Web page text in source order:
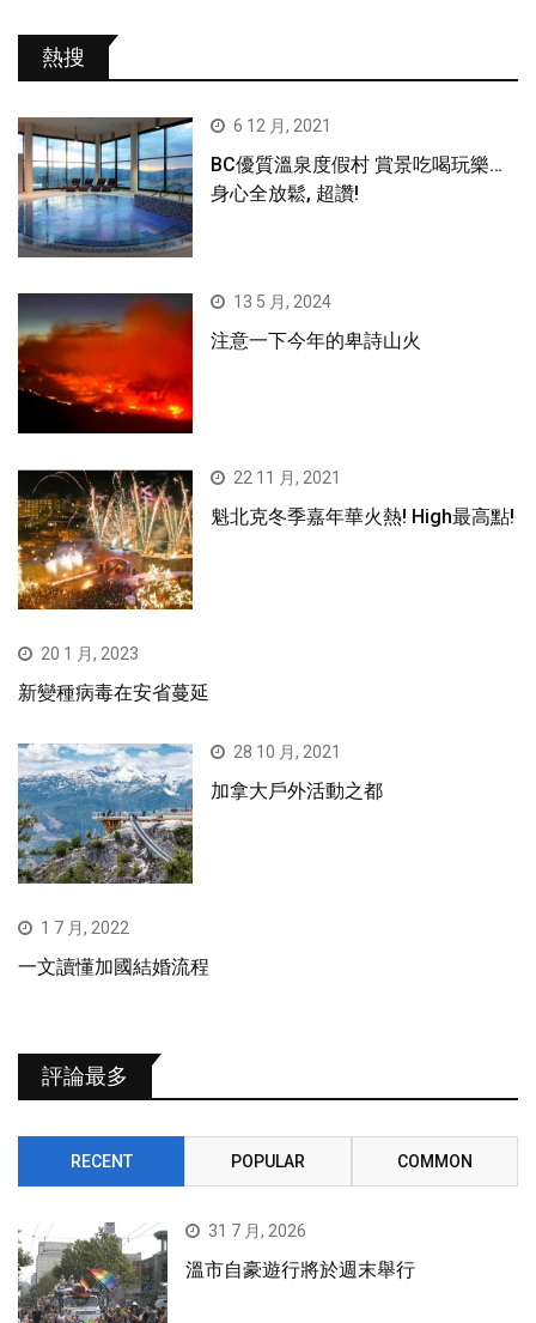
熱搜
6 12 月, 2021
BC優質溫泉度假村 賞景吃喝玩樂…
身心全放鬆, 超讚!
13 5 月, 2024
注意一下今年的卑詩山火
22 11 月, 2021
魁北克冬季嘉年華火熱! High最高點!
20 1 月, 2023
新變種病毒在安省蔓延
28 10 月, 2021
加拿大戶外活動之都
1 7 月, 2022
一文讀懂加國結婚流程
評論最多
RECENT POPULAR COMMON
31 7 月, 2026
溫市自豪遊行將於週末舉行